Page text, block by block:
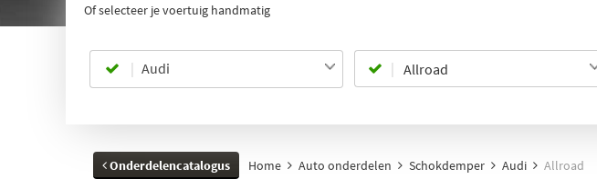
Of selecteer je voertuig handmatig
Audi
Onderdelencatalogus Home Auto onderdelen Schokdemper Audi Allroad